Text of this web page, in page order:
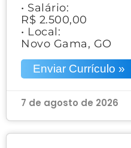
• Salário:
R$ 2.500,00
• Local:
Novo Gama, GO
Enviar Currículo »
7 de agosto de 2026